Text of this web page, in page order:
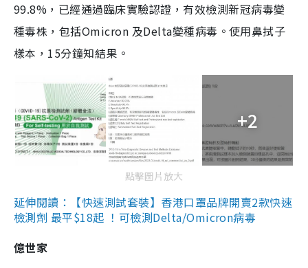
99.8%，已經通過臨床實驗認證，有效檢測新冠病毒變
種毒株，包括Omicron 及Delta變種病毒。使用鼻拭子
樣本，15分鐘知結果。
+2
點擊圖片放大
延伸閱讀：【快速測試套裝】香港口罩品牌開賣2款快速
檢測劑 最平$18起 ！可檢測Delta/Omicron病毒
億世家